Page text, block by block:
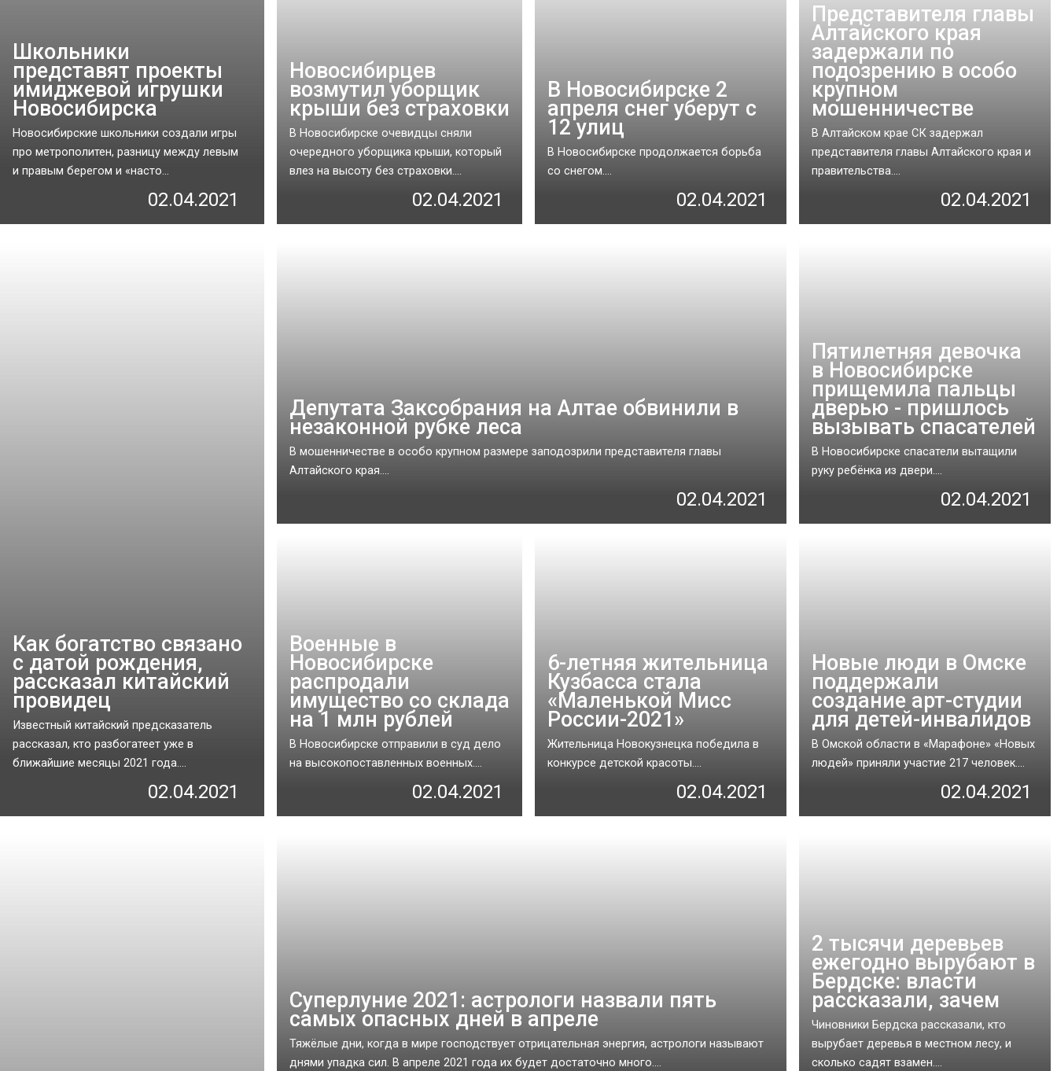
Школьники
представят проекты
имиджевой игрушки
Новосибирска
Новосибирские школьники создали игры
про метрополитен, разницу между левым
и правым берегом и «насто...
02.04.2021
Новосибирцев
возмутил уборщик
крыши без страховки
В Новосибирске очевидцы сняли
очередного уборщика крыши, который
влез на высоту без страховки....
02.04.2021
В Новосибирске 2
апреля снег уберут с
12 улиц
В Новосибирске продолжается борьба
со снегом....
02.04.2021
Представителя главы
Алтайского края
задержали по
подозрению в особо
крупном
мошенничестве
В Алтайском крае СК задержал
представителя главы Алтайского края и
правительства....
02.04.2021
Как богатство связано
с датой рождения,
рассказал китайский
провидец
Известный китайский предсказатель
рассказал, кто разбогатеет уже в
ближайшие месяцы 2021 года....
02.04.2021
Депутата Заксобрания на Алтае обвинили в
незаконной рубке леса
В мошенничестве в особо крупном размере заподозрили представителя главы
Алтайского края....
02.04.2021
Пятилетняя девочка
в Новосибирске
прищемила пальцы
дверью - пришлось
вызывать спасателей
В Новосибирске спасатели вытащили
руку ребёнка из двери....
02.04.2021
Военные в
Новосибирске
распродали
имущество со склада
на 1 млн рублей
В Новосибирске отправили в суд дело
на высокопоставленных военных....
02.04.2021
6-летняя жительница
Кузбасса стала
«Маленькой Мисс
России-2021»
Жительница Новокузнецка победила в
конкурсе детской красоты....
02.04.2021
Новые люди в Омске
поддержали
создание арт-студии
для детей-инвалидов
В Омской области в «Марафоне» «Новых
людей» приняли участие 217 человек....
02.04.2021
Суперлуние 2021: астрологи назвали пять
самых опасных дней в апреле
Тяжёлые дни, когда в мире господствует отрицательная энергия, астрологи называют
днями упадка сил. В апреле 2021 года их будет достаточно много....
2 тысячи деревьев
ежегодно вырубают в
Бердске: власти
рассказали, зачем
Чиновники Бердска рассказали, кто
вырубает деревья в местном лесу, и
сколько садят взамен....